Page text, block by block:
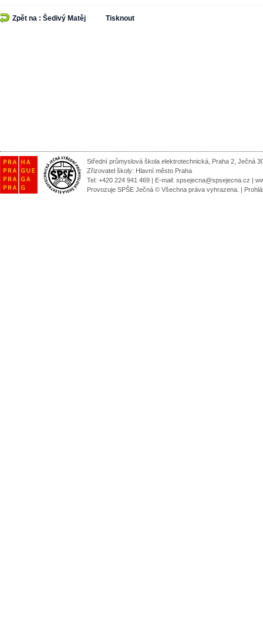
Zpět na : Šedivý Matěj Tisknout
Střední průmyslová škola elektrotechnická, Praha 2, Ječná
Zřizovatel školy: Hlavní město Praha
Tel: +420 224 941 469 | E-mail: spsejecna@spsejecna.cz |
Provozuje SPŠE Ječná © Všechna práva vyhrazena. |